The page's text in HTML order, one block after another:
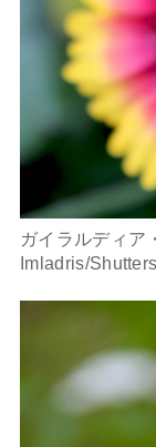
ガイラルディア
Imladris/